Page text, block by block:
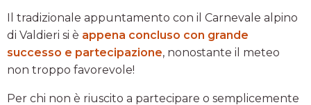
Il tradizionale appuntamento con il Carnevale alpino
di Valdieri si è appena concluso con grande
successo e partecipazione, nonostante il meteo
non troppo favorevole!
Per chi non è riuscito a partecipare o semplicemente